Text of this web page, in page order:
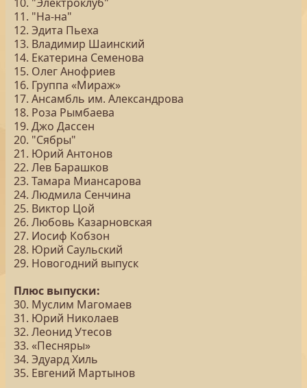
11. "На-на"
12. Эдита Пьеха
13. Владимир Шаинский
14. Екатерина Семенова
15. Олег Анофриев
16. Группа «Мираж»
17. Ансамбль им. Александрова
18. Роза Рымбаева
19. Джо Дассен
20. "Сябры"
21. Юрий Антонов
22. Лев Барашков
23. Тамара Миансарова
24. Людмила Сенчина
25. Виктор Цой
26. Любовь Казарновская
27. Иосиф Кобзон
28. Юрий Саульский
29. Новогодний выпуск
Плюс выпуски:
30. Муслим Магомаев
31. Юрий Николаев
32. Леонид Утесов
33. «Песняры»
34. Эдуард Хиль
35. Евгений Мартынов